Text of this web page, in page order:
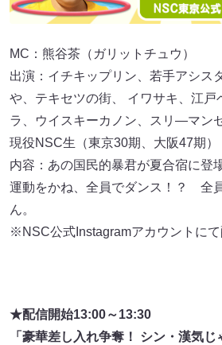
MC：熊谷茶（ガリットチュウ）
出演：イチキップリン、若手アシス
や、テキセツの街、 イワサキ、江戸
ラ、ウイスキーカノン、スリ―マン
現役NSC生（東京30期、大阪47期）
内容：あの国民的暴君が夏合宿に
運動をかね、全員でダンス！？ 全
ん。
※NSC公式Instagramアカウントに
★配信開始13:00～13:30
「豪華差し入れ争奪！ シン・漢気じ